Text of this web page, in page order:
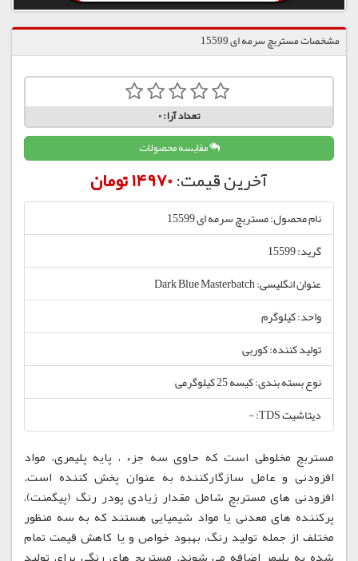
مشخصات مستربچ سرمه ای 15599
تعداد آرا:0
مقایسه محصولات
آخرین قیمت:14970 تومان
نام محصول: مستربچ سرمه ای 15599
گرید: 15599
عنوان انگلیسی: Dark Blue Masterbatch
واحد: کیلوگرم
تولید کننده: کوربی
نوع بسته بندی: کیسه 25 کیلوگرمی
دیتاشیت TDS: -
مستربچ مخلوطی است که حاوی سه جزء ، پایه پلیمری، مواد
افزودنی و عامل سازگارکننده به عنوان پخش کننده است.
افزودنی های مستربچ شامل مقدار زیادی پودر رنگ (پیگمنت)،
پرکننده های معدنی یا مواد شیمیایی هستند که به سه منظور
مختلف از جمله تولید رنگ، بهبود خواص و یا کاهش قیمت تمام